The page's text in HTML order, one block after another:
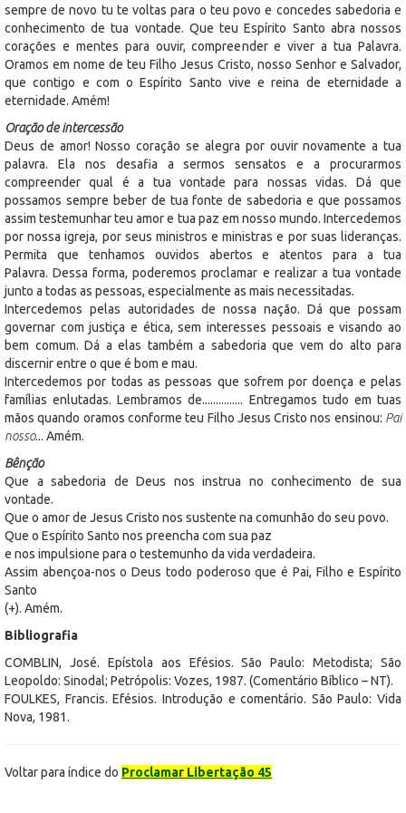
sempre de novo tu te voltas para o teu povo e concedes sabedoria e
conhecimento de tua vontade. Que teu Espírito Santo abra nossos
corações e mentes para ouvir, compreender e viver a tua Palavra.
Oramos em nome de teu Filho Jesus Cristo, nosso Senhor e Salvador,
que contigo e com o Espírito Santo vive e reina de eternidade a
eternidade. Amém!
Oração de intercessão
Deus de amor! Nosso coração se alegra por ouvir novamente a tua
palavra. Ela nos desafia a sermos sensatos e a procurarmos
compreender qual é a tua vontade para nossas vidas. Dá que
possamos sempre beber de tua fonte de sabedoria e que possamos
assim testemunhar teu amor e tua paz em nosso mundo. Intercedemos
por nossa igreja, por seus ministros e ministras e por suas lideranças.
Permita que tenhamos ouvidos abertos e atentos para a tua
Palavra. Dessa forma, poderemos proclamar e realizar a tua vontade
junto a todas as pessoas, especialmente as mais necessitadas.
Intercedemos pelas autoridades de nossa nação. Dá que possam
governar com justiça e ética, sem interesses pessoais e visando ao
bem comum. Dá a elas também a sabedoria que vem do alto para
discernir entre o que é bom e mau.
Intercedemos por todas as pessoas que sofrem por doença e pelas
famílias enlutadas. Lembramos de............... Entregamos tudo em tuas
mãos quando oramos conforme teu Filho Jesus Cristo nos ensinou: Pai
nosso... Amém.
Bênção
Que a sabedoria de Deus nos instrua no conhecimento de sua
vontade.
Que o amor de Jesus Cristo nos sustente na comunhão do seu povo.
Que o Espírito Santo nos preencha com sua paz
e nos impulsione para o testemunho da vida verdadeira.
Assim abençoa-nos o Deus todo poderoso que é Pai, Filho e Espírito
Santo
(+). Amém.
Bibliografia
COMBLIN, José. Epístola aos Efésios. São Paulo: Metodista; São
Leopoldo: Sinodal; Petrópolis: Vozes, 1987. (Comentário Bíblico – NT).
FOULKES, Francis. Efésios. Introdução e comentário. São Paulo: Vida
Nova, 1981.
Voltar para índice do Proclamar Libertação 45